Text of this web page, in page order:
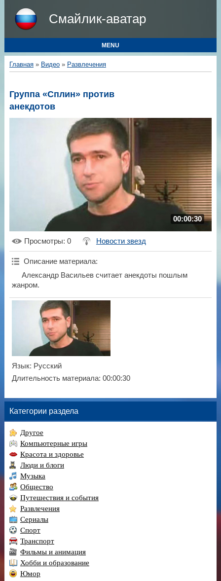
Смайлик-аватар
MENU
Главная» Видео» Развлечения
Группа «Сплин» против
анекдотов
00:00:30
Просмотры: 0 Новости звезд
Описание материала:
Александр Васильев считает анекдоты пошлым
жанром.
Язык: Русский
Длительность материала: 00:00:30
Категории раздела
Другое
Компьютерные игры
Красота и здоровье
Люди и блоги
Музыка
Общество
Путешествия и события
Развлечения
Сериалы
Спорт
Транспорт
Фильмы и анимация
Хобби и образование
Юмор